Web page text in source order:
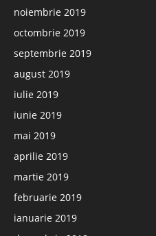
noiembrie 2019
octombrie 2019
septembrie 2019
august 2019
iulie 2019
iunie 2019
mai 2019
aprilie 2019
martie 2019
februarie 2019
ianuarie 2019